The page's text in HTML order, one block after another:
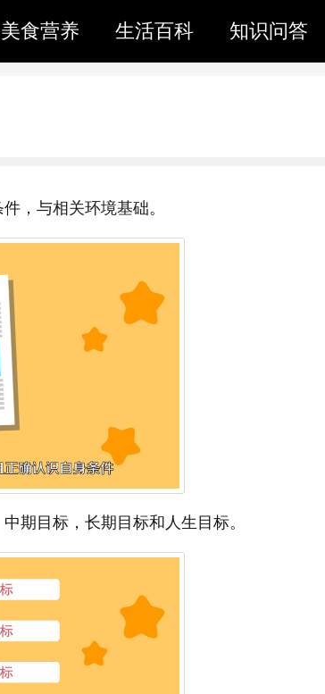
美食营养 生活百科 知识问答
，与相关环境基础。
期目标，长期目标和人生目标。